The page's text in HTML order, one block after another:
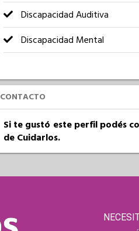
Discapacidad Auditiva
Discapacidad Mental
CONTACTO
Si te gustó este perfil podés
de Cuidarlos.